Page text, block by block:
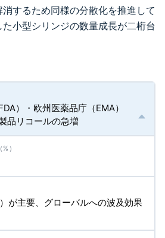
するため同様の分散化を推進して
小型シリンジの数量成長が二桁台
）・欧州医薬品庁（EMA）
品リコールの急増
が主要、グローバルへの波及効果